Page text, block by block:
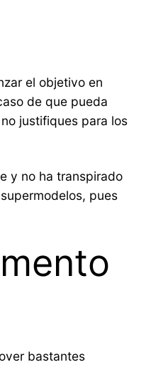
el objetivo en
de que pueda
justifiques para los
y no ha transpirado
pues
bastantes